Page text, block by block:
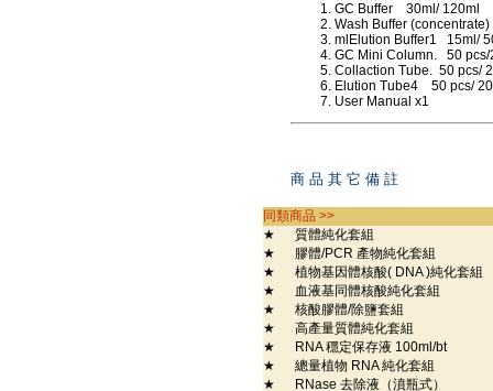
GC Buffer 30ml/ 120ml
Wash Buffer (concentrate)
mlElution Buffer1 15ml/
GC Mini Column. 50
Collaction Tube. 50 pcs/
Elution Tube4 50 pcs/
User Manual x1
商 品 其 它 備 註
同類商品 >>
★
質體純化套組
★
膠體/PCR 產物純化套組
★
植物基因體核酸( DNA )純化套組
★
血液基同體核酸純化套組
★
核酸膠體/除鹽套組
★
高產量質體純化套組
★
RNA 穩定保存液 100ml/bt
★
總量植物 RNA 純化套組
★
RNase 去除液（濆瓶式）